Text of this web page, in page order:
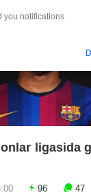
ligasida
96 47
you notifications